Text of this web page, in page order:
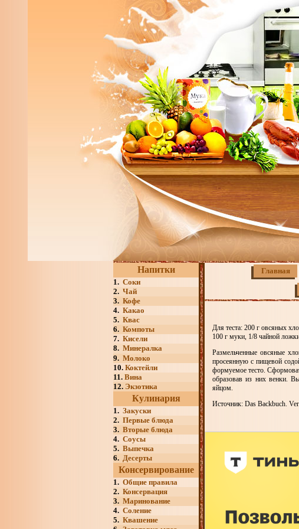
Напитки
1. Соки
2. Чай
3. Кофе
4. Какао
5. Квас
6. Компоты
7. Кисели
8. Минералка
9. Молоко
10. Коктейли
11. Вина
12. Экзотика
Кулинария
1. Закуски
2. Первые блюда
3. Вторые блюда
4. Соусы
5. Выпечка
6. Десерты
Консервирование
1. Общие правила
2. Консервация
3. Маринование
4. Соление
5. Квашение
Главная
Для теста: 200 г овсяных
100 г муки, 1/8 чайной
Размельченные овсяные
просеянную с пищевой
формуемое тесто.
образовав из них венки.
яйцом.
Источник: Das Backbuch.